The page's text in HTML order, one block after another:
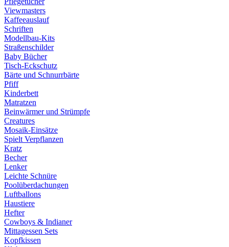
Viewmasters
Kaffeeauslauf
Schriften
Modellbau-Kits
Straßenschilder
Baby Bücher
Tisch-Eckschutz
Bärte und Schnurrbärte
Pfiff
Kinderbett
Matratzen
Beinwärmer und Strümpfe
Creatures
Mosaik-Einsätze
Spielt Verpflanzen
Kratz
Becher
Lenker
Leichte Schnüre
Poolüberdachungen
Luftballons
Haustiere
Hefter
Cowboys & Indianer
Mittagessen Sets
Kopfkissen